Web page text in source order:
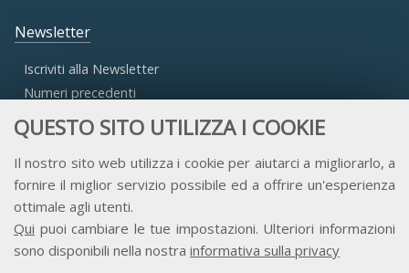
QUESTO SITO UTILIZZA I COOKIE
Il nostro sito web utilizza i cookie per aiutarci a migliorarlo, a
fornire il miglior servizio possibile ed a offrire un'esperienza
ottimale agli utenti.
Qui puoi cambiare le tue impostazioni. Ulteriori informazioni
sono disponibili nella nostra informativa sulla privacy
Newsletter
Iscriviti alla Newsletter
Numeri precedenti
Accesso Aderenti
Accesso Consulta
Accesso Team